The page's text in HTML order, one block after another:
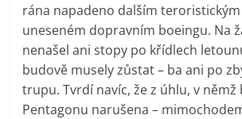
rána napadeno dalším
uneseném dopravním boeingu. Na
nenašel ani stopy po křídlech
budově musely zůstat – ba ani po
trupu. Tvrdí navíc, že z úhlu, v němž
Pentagonu narušena –